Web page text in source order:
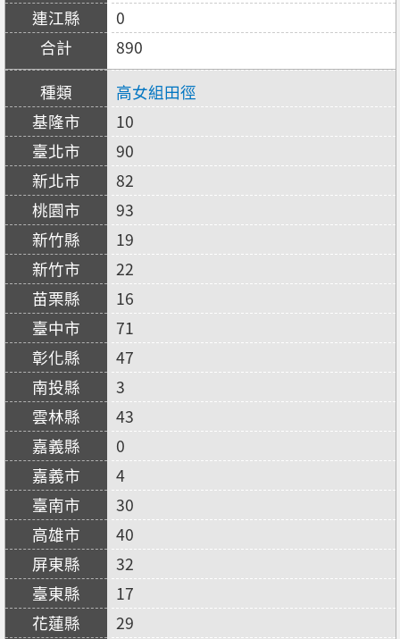
0
890
高女組田徑
10
90
82
93
19
22
16
71
47
3
43
0
4
30
40
32
17
29